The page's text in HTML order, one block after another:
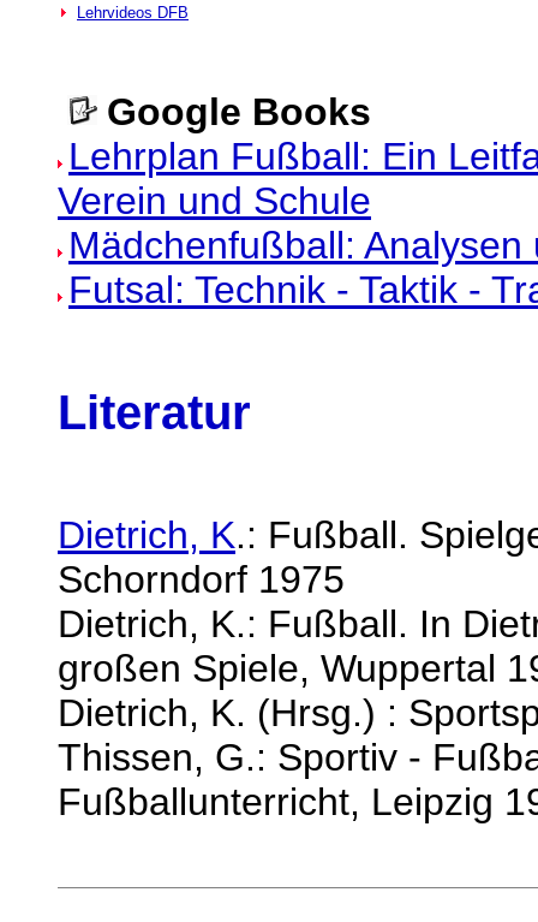
Lehrvideos DFB
Google Books
Lehrplan Fußball: Ein
Verein und Schule
Mädchenfußball:
Futsal: Technik - Taktik -
Literatur
Dietrich, K.: Fußball.
Schorndorf 1975
Dietrich, K.: Fußball. In
großen Spiele, Wuppertal
Dietrich, K. (Hrsg.) :
Thissen, G.: Sportiv -
Fußballunterricht, Leipzig